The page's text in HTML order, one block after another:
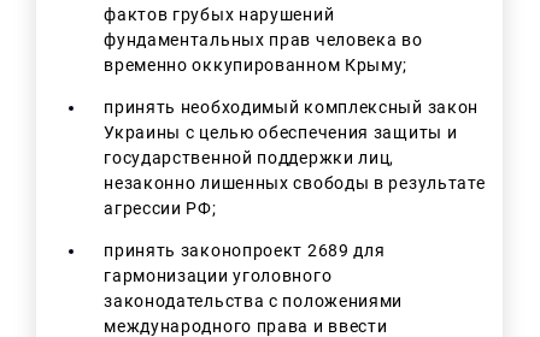
фактов грубых нарушений
фундаментальных прав человека во
временно оккупированном Крыму;
принять необходимый комплексный закон
Украины с целью обеспечения защиты и
государственной поддержки лиц,
незаконно лишенных свободы в результате
агрессии РФ;
принять законопроект 2689 для
гармонизации уголовного
законодательства с положениями
международного права и ввести